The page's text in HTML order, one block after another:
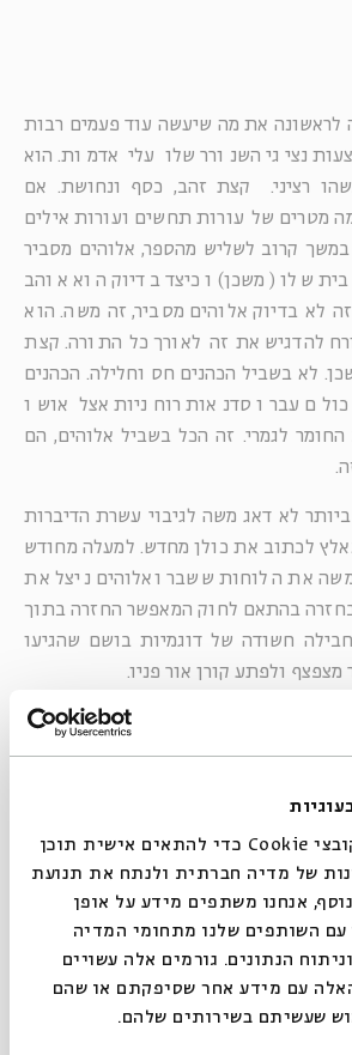
אנחנו משתמשים בקובצי Cookie כדי להתאים אישית תוכן
של מדיה חברתית ולנתח את תנועת
אנחנו משתפים מידע על אופן
עם השותפים שלנו מתחומי המדיה
הנתונים. גורמים אלה עשויים
עם מידע אחר שסיפקתם או שהם
שעשיתם בשירותים שלהם.
לראשונה את מה שיעשה עוד פעמים רבות
נציגי השנורר שלו עלי אדמות. הוא
רציני. קצת זהב, כסף ונחושת. אם
מטרים של עורות תחשים ועורות אילים
קרוב לשליש מהספר, אלוהים מסביר
שלו (משכן) וכיצד בדיוק הוא אוהב
לא בדיוק אלוהים מסביר, זה משה. הוא
להדגיש את זה לאורך כל התורה. קצת
לא בשביל הכהנים חס וחלילה. הכהנים
כולם עברו סדנאות רוחניות אצל אושו
לגמרי. זה הכל בשביל אלוהים, הם
לא דאג משה לגיבוי עשרת הדיברות
לכתוב את כולן מחדש. למעלה מחודש
משה את הלוחות ששבר ואלוהים ניצל את
בהתאם לחוק המאפשר החזרה בתוך
חבילה חשודה של דוגמיות בושם שהגיעו
מצפצף ולפתע קורן אור פניו.
למשה הרכב מיוחד של משחת הקודש
שיער מלא ברק וללא קצוות מפוצלים.
כפרות" שנתן לו את שמו).
כי בני ישראל נעים ונחים על פי
"וּבְהֵעָלוֹת הֶעָנָן מֵעַל הַמִּשְׁכָּן יִסְעוּ בְּנֵי
וְאִם-לֹא יֵעָלֶה הֶעָנָן וְלֹא יִסְעוּ עַד-יוֹם
על מחנה בני ישראל גרם להם להתעלות